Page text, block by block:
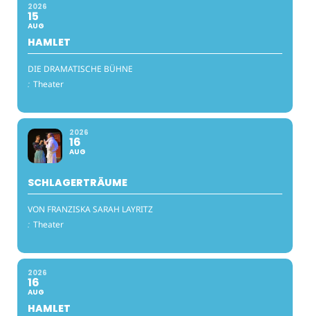
2026
15
AUG
HAMLET
DIE DRAMATISCHE BÜHNE
: Theater
2026
16
AUG
SCHLAGERTRÄUME
VON FRANZISKA SARAH LAYRITZ
: Theater
2026
16
AUG
HAMLET